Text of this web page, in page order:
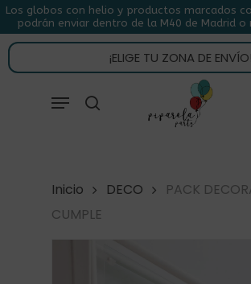
Skip
to
main
content
Los globos con helio y productos marcados
podrán enviar dentro de la M40 de Madrid o
¡ELIGE TU ZONA DE ENVÍO!
Menu
CARRITO
Inicio DECO
PACK
CUMPLE
Menu